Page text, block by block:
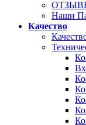
Наши
Качество